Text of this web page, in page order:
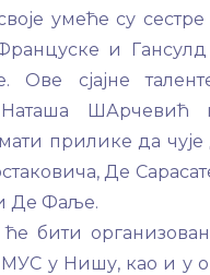
умеће су
и
Ове сјајне
ШАрчевић
прилике да чује
Де
Де Фаље.
ће бити
у Нишу, као и у